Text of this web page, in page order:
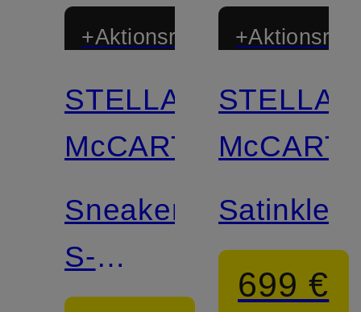
+Aktionsrabatt
STELLA
McCARTNEY
Sneaker
S-
WAVE
STELLA
Satinkleid
699 €